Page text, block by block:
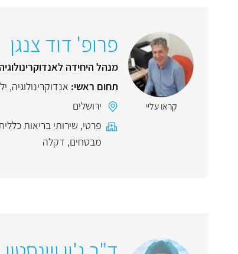
קראו עליי
פרופ' דוד צנגן
מנהל היחידה
תחום ראשי: אנדוקרינולוגיה,
ירושלים
פרטי, שירותי בריאות כללית
מבטחים, דקלה